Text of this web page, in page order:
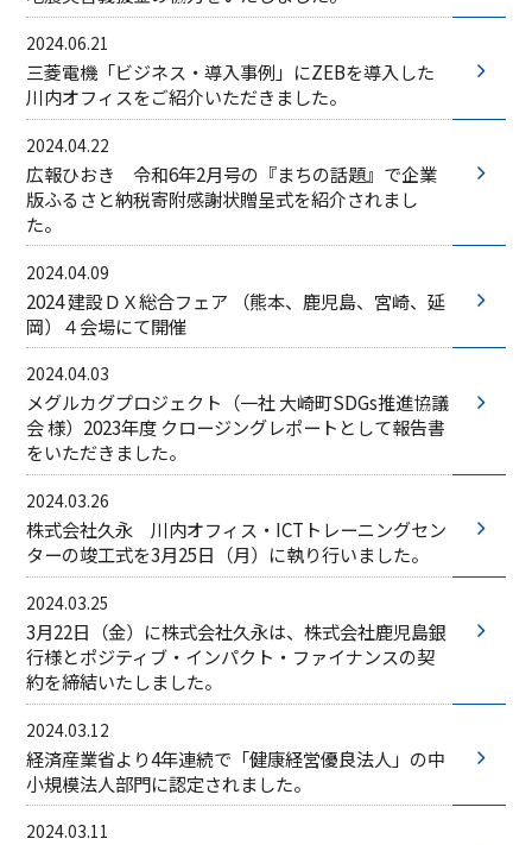
2024.06.21
三菱電機「ビジネス・導入事例」にZEBを導入した
川内オフィスをご紹介いただきました。
2024.04.22
広報ひおき 令和6年2月号の『まちの話題』で企業
版ふるさと納税寄附感謝状贈呈式を紹介されまし
た。
2024.04.09
2024 建設ＤＸ総合フェア （熊本、鹿児島、宮崎、延
岡）４会場にて開催
2024.04.03
メグルカグプロジェクト（一社 大崎町SDGs推進協議
会 様）2023年度 クロージングレポートとして報告書
をいただきました。
2024.03.26
株式会社久永 川内オフィス・ICTトレーニングセン
ターの竣工式を3月25日（月）に執り行いました。
2024.03.25
3月22日（金）に株式会社久永は、株式会社鹿児島銀
行様とポジティブ・インパクト・ファイナンスの契
約を締結いたしました。
2024.03.12
経済産業省より4年連続で「健康経営優良法人」の中
小規模法人部門に認定されました。
2024.03.11